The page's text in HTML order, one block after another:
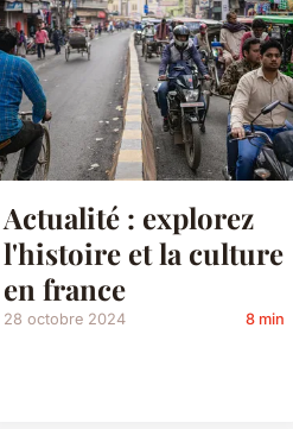
Actualité : explorez
l'histoire et la culture
en france
28 octobre 2024 8 min